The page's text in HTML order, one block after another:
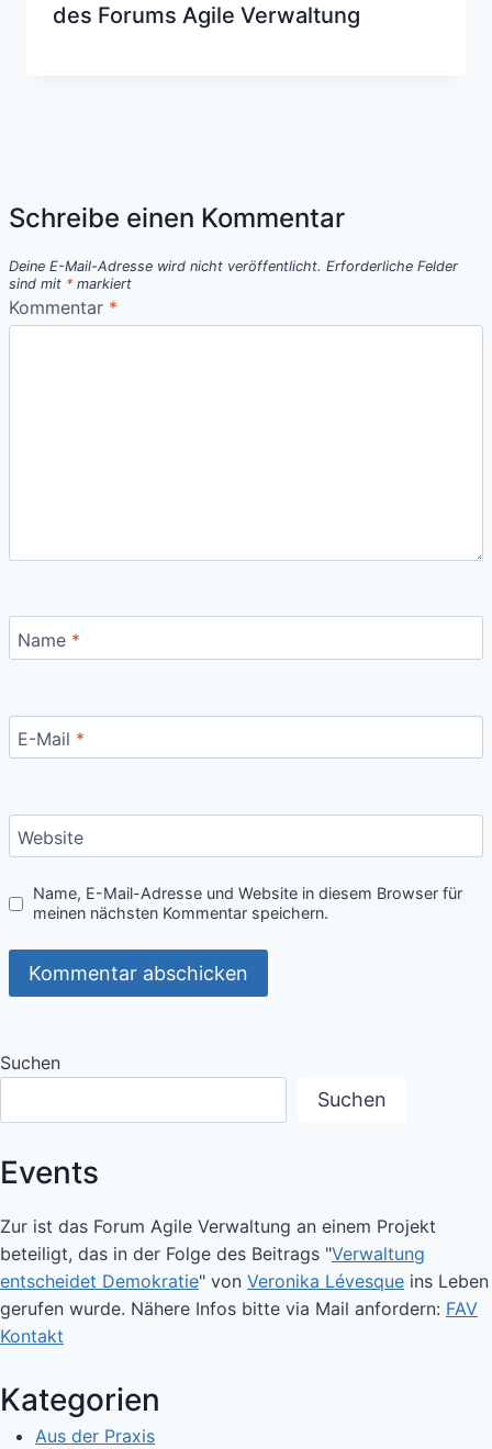
des Forums Agile Verwaltung
Schreibe einen Kommentar
Deine E-Mail-Adresse wird nicht veröffentlicht. Erforderliche Felder
sind mit *markiert
Kommentar *
Name *
E-Mail *
Website
Name, E-Mail-Adresse und Website in diesem Browser für
meinen nächsten Kommentar speichern.
Suchen
Suchen
Events
Zur ist das Forum Agile Verwaltung an einem Projekt
beteiligt, das in der Folge des Beitrags "Verwaltung
entscheidet Demokratie" von Veronika Lévesque ins Leben
gerufen wurde. Nähere Infos bitte via Mail anfordern: FAV
Kontakt
Kategorien
Aus der Praxis